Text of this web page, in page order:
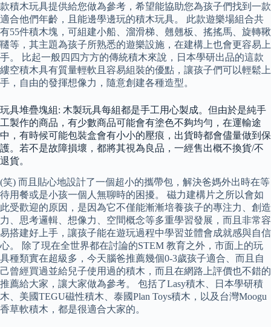
款積木玩具提供給您做為參考，希望能協助您為孩子們找到一款
適合他們年齡，且能邊學邊玩的積木玩具。 此款遊樂場組合共
有55件積木塊，可組建小船、溜滑梯、翹翹板、搖搖馬、旋轉鞦
韆等，其主題為孩子所熟悉的遊樂設施，在建構上也會更容易上
手。 比起一般四四方方的傳統積木來說，日本學研出品的這款
縷空積木具有質量輕軟且容易組裝的優點，讓孩子們可以輕鬆上
手，自由的發揮想像力，隨意創建各種造型。
玩具堆疊塊組: 木製玩具每組都是手工用心製成。但由於是純手
工製作的商品，有少數商品可能會有塗色不夠均勻，在運輸途
中，有時候可能包裝盒會有小小的壓痕，出貨時都會儘量做到保
護。若不是故障損壞，都將其視為良品，一經售出概不換貨/不
退貨。
(笑) 而且貼心地設計了一個超小的攜帶包，解決爸媽外出時在等
待用餐或是小孩一個人無聊時的困擾。 磁力建構片之所以會如
此受歡迎的原因，是因為它不僅能漸漸培養孩子的專注力、創造
力、思考邏輯、想像力、空間概念等多重學習發展，而且非常容
易搭建好上手，讓孩子能在遊玩過程中學習並體會成就感與自信
心。 除了現在全世界都在討論的STEM 教育之外，市面上的玩
具種類實在超級多，今天腦爸推薦幾個0-3歲孩子適合、而且自
己曾經買過並給兒子使用過的積木，而且在網路上評價也不錯的
推薦給大家，讓大家做為參考。 包括了Lasy積木、日本學研積
木、美國TEGU磁性積木、泰國Plan Toys積木，以及台灣Moogu
香草軟積木，都是很適合大家的。